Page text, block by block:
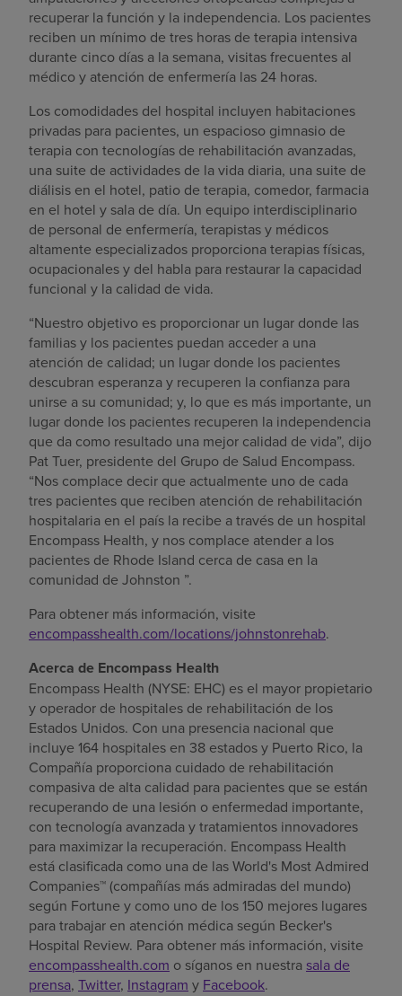
recuperar la función y la independencia. Los pacientes
reciben un mínimo de tres horas de terapia intensiva
durante cinco días a la semana, visitas frecuentes al
médico y atención de enfermería las 24 horas.
Los comodidades del hospital incluyen habitaciones
privadas para pacientes, un espacioso gimnasio de
terapia con tecnologías de rehabilitación avanzadas,
una suite de actividades de la vida diaria, una suite de
diálisis en el hotel, patio de terapia, comedor, farmacia
en el hotel y sala de día. Un equipo interdisciplinario
de personal de enfermería, terapistas y médicos
altamente especializados proporciona terapias físicas,
ocupacionales y del habla para restaurar la capacidad
funcional y la calidad de vida.
“Nuestro objetivo es proporcionar un lugar donde las
familias y los pacientes puedan acceder a una
atención de calidad; un lugar donde los pacientes
descubran esperanza y recuperen la confianza para
unirse a su comunidad; y, lo que es más importante, un
lugar donde los pacientes recuperen la independencia
que da como resultado una mejor calidad de vida”, dijo
Pat Tuer, presidente del Grupo de Salud Encompass.
“Nos complace decir que actualmente uno de cada
tres pacientes que reciben atención de rehabilitación
hospitalaria en el país la recibe a través de un hospital
Encompass Health, y nos complace atender a los
pacientes de Rhode Island cerca de casa en la
comunidad de Johnston ”.
Para obtener más información, visite
encompasshealth.com/locations/johnstonrehab.
Acerca de Encompass Health
Encompass Health (NYSE: EHC) es el mayor propietario
y operador de hospitales de rehabilitación de los
Estados Unidos. Con una presencia nacional que
incluye 164 hospitales en 38 estados y Puerto Rico, la
Compañía proporciona cuidado de rehabilitación
compasiva de alta calidad para pacientes que se están
recuperando de una lesión o enfermedad importante,
con tecnología avanzada y tratamientos innovadores
para maximizar la recuperación. Encompass Health
está clasificada como una de las World's Most Admired
Companies™ (compañías más admiradas del mundo)
según Fortune y como uno de los 150 mejores lugares
para trabajar en atención médica según Becker's
Hospital Review. Para obtener más información, visite
encompasshealth.com o síganos en nuestra sala de
prensa, Twitter, Instagram y Facebook.